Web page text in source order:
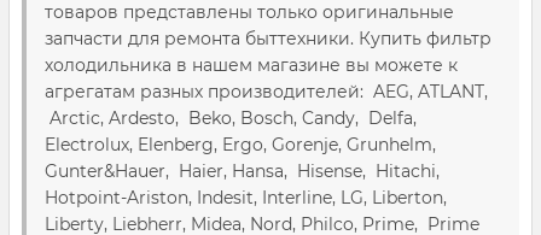
товаров представлены только оригинальные
запчасти для ремонта быттехники. Купить фильтр
холодильника в нашем магазине вы можете к
агрегатам разных производителей: AEG, ATLANT,
Arctic, Ardesto, Beko, Bosch, Candy, Delfa,
Electrolux, Elenberg, Ergo, Gorenje, Grunhelm,
Gunter&Hauer, Haier, Hansa, Hisense, Hitachi,
Hotpoint-Ariston, Indesit, Interline, LG, Liberton,
Liberty, Liebherr, Midea, Nord, Philco, Prime, Prime